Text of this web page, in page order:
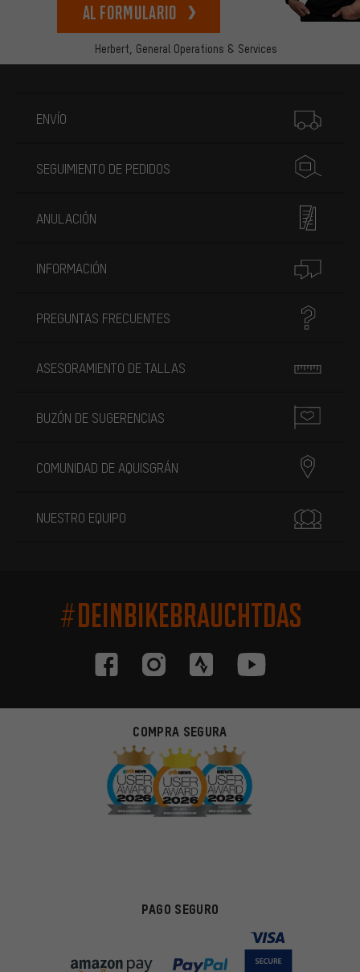
Herbert, General Operations & Services
Al formulario
ENVÍO
SEGUIMIENTO DE PEDIDOS
ANULACIÓN
INFORMACIÓN
PREGUNTAS FRECUENTES
ASESORAMIENTO DE TALLAS
BUZÓN DE SUGERENCIAS
COMUNIDAD DE AQUISGRÁN
NUESTRO EQUIPO
#DEINBIKEBRAUCHTDAS
COMPRA SEGURA
PAGO SEGURO